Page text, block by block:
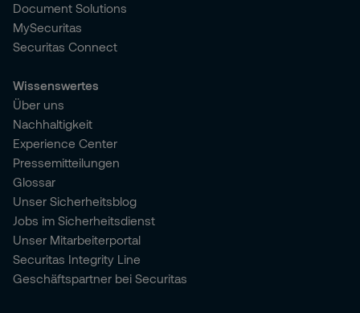
Document Solutions
MySecuritas
Securitas Connect
Wissenswertes
Über uns
Nachhaltigkeit
Experience Center
Pressemitteilungen
Glossar
Unser Sicherheitsblog
Jobs im Sicherheitsdienst
Unser Mitarbeiterportal
Securitas Integrity Line
Geschäftspartner bei Securitas